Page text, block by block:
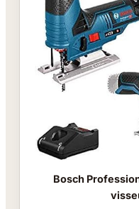
Bosch